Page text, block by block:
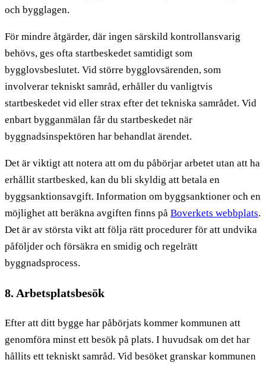
och bygglagen.
För mindre åtgärder, där ingen särskild kontrollansvarig
behövs, ges ofta startbeskedet samtidigt som
bygglovsbeslutet. Vid större bygglovsärenden, som
involverar tekniskt samråd, erhåller du vanligtvis
startbeskedet vid eller strax efter det tekniska samrådet. Vid
enbart bygganmälan får du startbeskedet när
byggnadsinspektören har behandlat ärendet.
Det är viktigt att notera att om du påbörjar arbetet utan att ha
erhållit startbesked, kan du bli skyldig att betala en
byggsanktionsavgift. Information om byggsanktioner och en
möjlighet att beräkna avgiften finns på Boverkets webbplats.
Det är av största vikt att följa rätt procedurer för att undvika
påföljder och försäkra en smidig och regelrätt
byggnadsprocess.
8. Arbetsplatsbesök
Efter att ditt bygge har påbörjats kommer kommunen att
genomföra minst ett besök på plats. I huvudsak om det har
hållits ett tekniskt samråd. Vid besöket granskar kommunen